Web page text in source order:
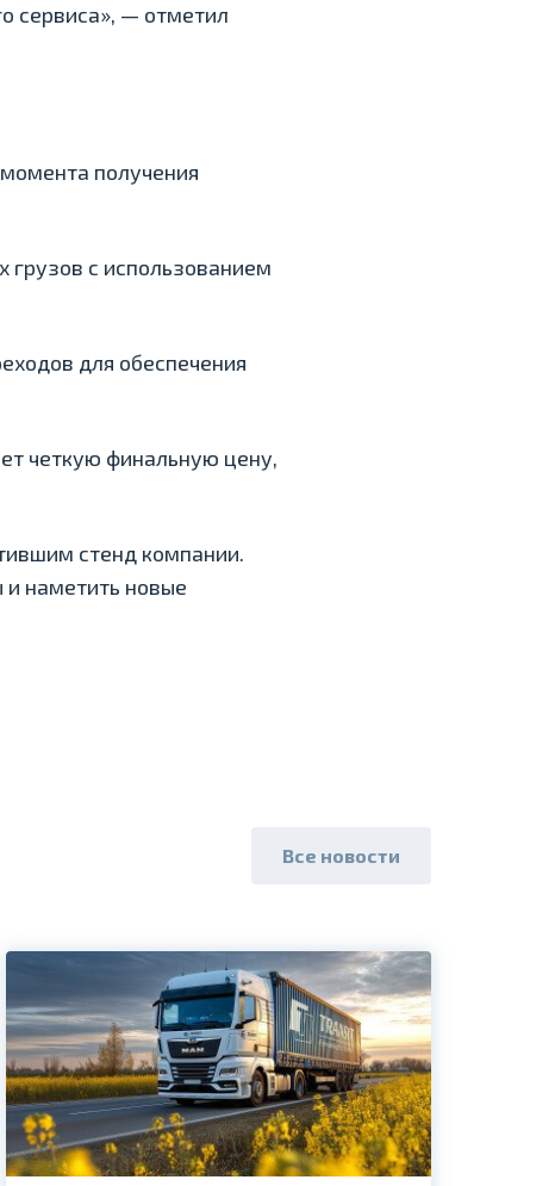
сервиса», — отметил
получения
грузов с использованием
для обеспечения
четкую финальную цену,
стенд компании.
и наметить новые
Все новости